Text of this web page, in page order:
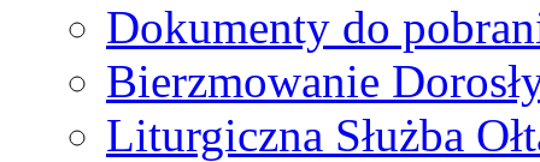
Dokumenty do
Bierzmowanie
Liturgiczna Służba